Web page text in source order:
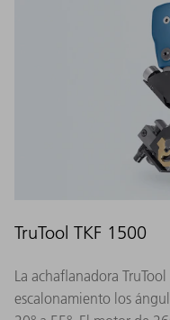
TruTool TKF 1500
La achaflanadora
escalonamiento los